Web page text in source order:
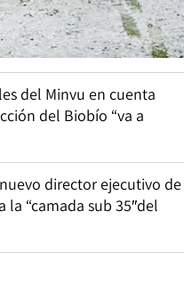
del Minvu en cuenta
del Biobío “va a
director ejecutivo de
“camada sub 35″del